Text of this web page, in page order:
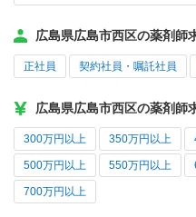
広島県広島市西区の薬剤師
正社員 契約社員・嘱託社員
広島県広島市西区の薬剤師
300万円以上 350万円以上
500万円以上 550万円以上
700万円以上